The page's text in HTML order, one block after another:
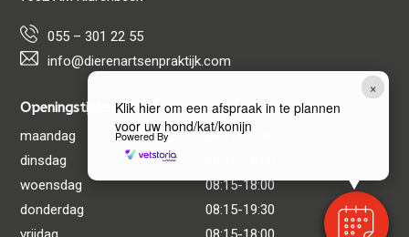
055 – 301 22 55
info@dierenartsenpraktijk.com
Openingstijden
maandag
08:15-19:30
dinsdag
woensdag
08:15-18:00
donderdag
08:15-19:30
×
Klik hier om een afspraak in te plannen
voor uw hond/kat/konijn
Powered By